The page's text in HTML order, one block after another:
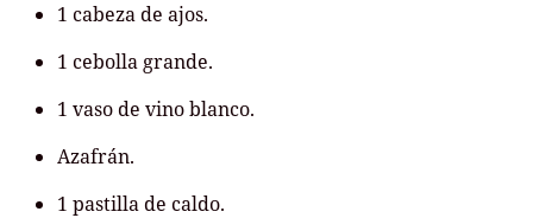
1 cabeza de ajos.
1 cebolla grande.
1 vaso de vino blanco.
Azafrán.
1 pastilla de caldo.